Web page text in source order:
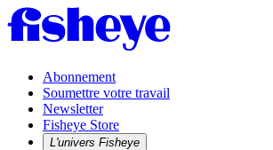
Abonnement
Soumettre votre travail
Newsletter
Fisheye Store
L'univers Fisheye